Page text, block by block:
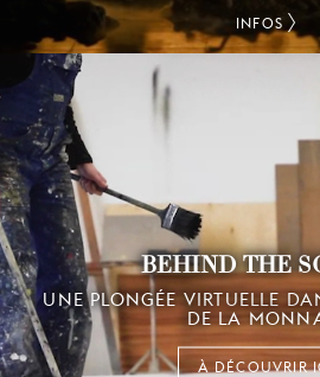
INFOS
BEHIND THE
UNE PLONGÉE VIRTUELLE
DE LA
À DÉCOUVRIR